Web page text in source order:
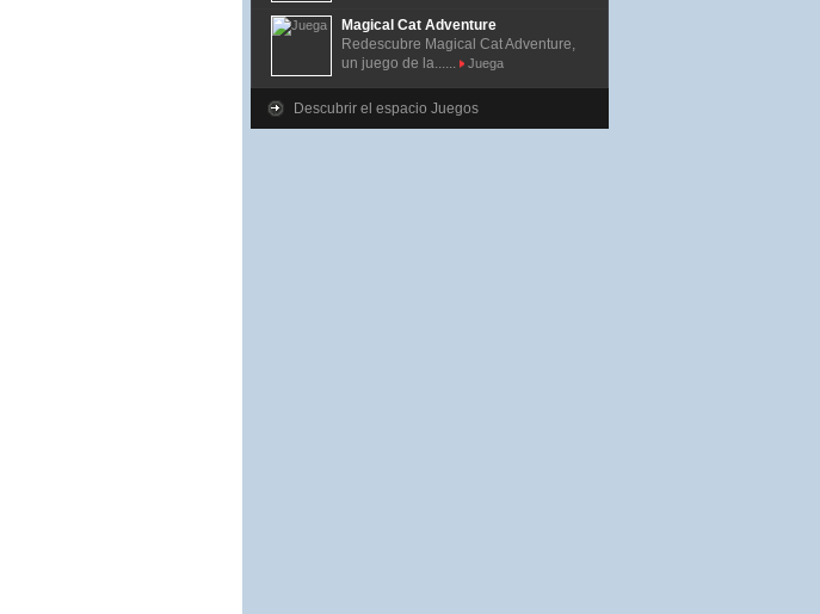
Magical Cat Adventure
Redescubre Magical Cat Adventure,
un juego de la......
Juega
Descubrir el espacio Juegos